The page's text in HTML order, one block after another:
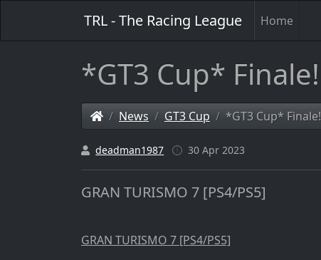
TRL - The Racing League Home
*GT3 Cup* Finale!
News GT3 Cup *GT3 Cup* Finale!
deadman1987 30 Apr 2023
GRAN TURISMO 7 [PS4/PS5]
GRAN TURISMO 7 [PS4/PS5]